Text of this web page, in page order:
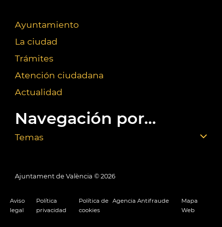
Ayuntamiento
La ciudad
Trámites
Atención ciudadana
Actualidad
Navegación por...
Temas
Ajuntament de València © 2026
Aviso
legal
Política
privacidad
Política de
cookies
Agencia Antifraude
Mapa
Web